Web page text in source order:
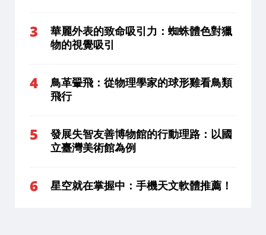
華麗外表的致命吸引力：蜘蛛體色對獵
物的視覺吸引
鳥革翬飛：從物理學家的球形雞看鳥類
飛行
發展失智友善博物館的行動理路：以國
立臺灣美術館為例
星空就在掌握中：手機天文軟體推薦！